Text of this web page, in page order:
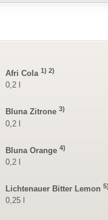
Afri Cola 1) 2)
0,2 l
Bluna Zitrone 3)
0,2 l
Bluna Orange 4)
0,2 l
Lichtenauer Bitter Lemon
0,25 l